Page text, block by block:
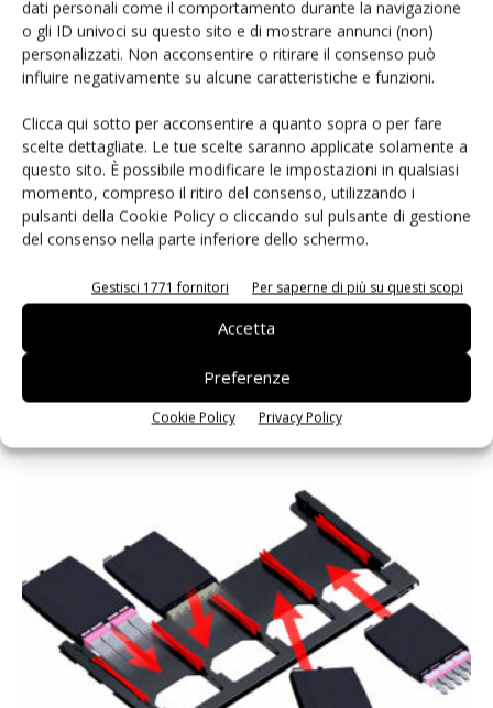
dati personali come il comportamento durante la navigazione
o gli ID univoci su questo sito e di mostrare annunci (non)
personalizzati. Non acconsentire o ritirare il consenso può
influire negativamente su alcune caratteristiche e funzioni.
Clicca qui sotto per acconsentire a quanto sopra o per fare
scelte dettagliate. Le tue scelte saranno applicate solamente a
questo sito. È possibile modificare le impostazioni in qualsiasi
momento, compreso il ritiro del consenso, utilizzando i
pulsanti della Cookie Policy o cliccando sul pulsante di gestione
del consenso nella parte inferiore dello schermo.
Gestisci 1771 fornitori Per saperne di più su questi scopi
Accetta
Preferenze
Cookie Policy Privacy Policy
Rosenberger acquisisce ET Netzwerk- und Datentechnik
Rosenberger OSI amplia il proprio portafoglio con l'acquisizione di
ET Netzwerk, specializzata in progettazione, installazione e
manutenzione di infrastrutture elettriche e informatiche